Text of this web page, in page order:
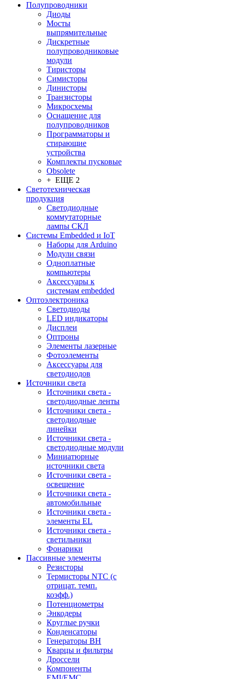
Полупроводники
Диоды
Мосты
выпрямительные
Дискретные
полупроводниковые
модули
Тиристоры
Симисторы
Динисторы
Транзисторы
Микросхемы
Оснащение для
полупроводников
Программаторы и
стирающие
устройства
Комплекты пусковые
Obsolete
+ ЕЩЕ 2
Светотехническая
продукция
Светодиодные
коммутаторные
лампы СКЛ
Системы Embedded и IoT
Наборы для Arduino
Модули связи
Одноплатные
компьютеры
Аксессуары к
системам embedded
Oптоэлектроника
Светодиоды
LED индикаторы
Дисплеи
Оптроны
Элементы лазерные
Фотоэлементы
Аксессуары для
светодиодов
Источники света
Источники света -
светодиодные ленты
Источники света -
светодиодные
линейки
Источники света -
светодиодные модули
Миниатюрные
источники света
Источники света -
освещение
Источники света -
автомобильные
Источники света -
элементы EL
Источники света -
светильники
Фонарики
Пассивные элементы
Резисторы
Термисторы NTC (с
отрицат. темп.
коэфф.)
Потенциометры
Энкодеры
Круглые ручки
Конденсаторы
Генераторы ВН
Кварцы и фильтры
Дроссели
Компоненты